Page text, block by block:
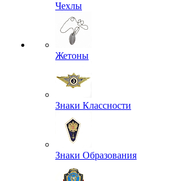
Чехлы
Жетоны
Знаки Классности
Знаки Образования